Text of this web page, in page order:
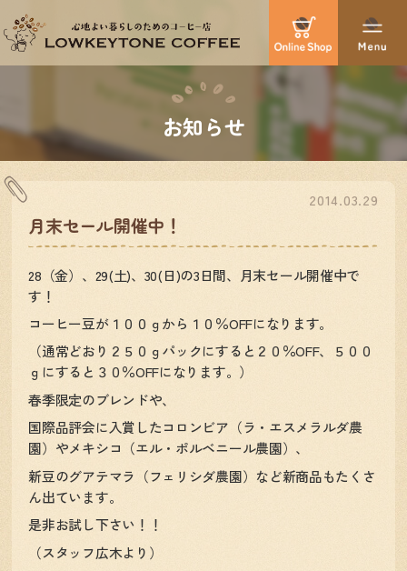
お知らせ
2014.03.29
月末セール開催中！
28（金）、29(土)、30(日)の3日間、月末セール開催中で
す！
コーヒー豆が１００ｇから１０％OFFになります。
（通常どおり２５０ｇパックにすると２０％OFF、５００
ｇにすると３０％OFFになります。）
春季限定のブレンドや、
国際品評会に入賞したコロンビア（ラ・エスメラルダ農
園）やメキシコ（エル・ポルベニール農園）、
新豆のグアテマラ（フェリシダ農園）など新商品もたくさ
ん出ています。
是非お試し下さい！！
（スタッフ広木より）